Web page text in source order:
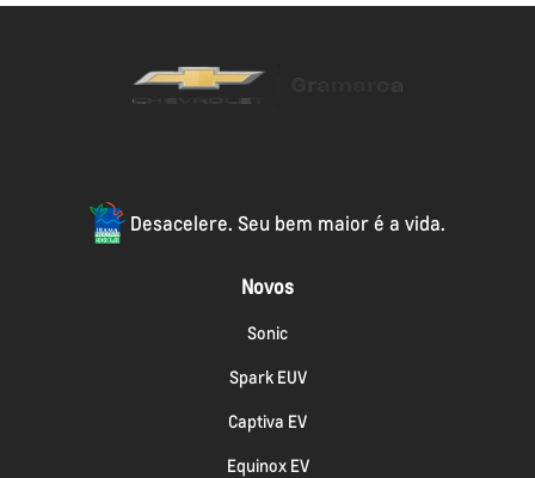
Desacelere. Seu bem maior é a vida.
Novos
Sonic
Spark EUV
Captiva EV
Equinox EV